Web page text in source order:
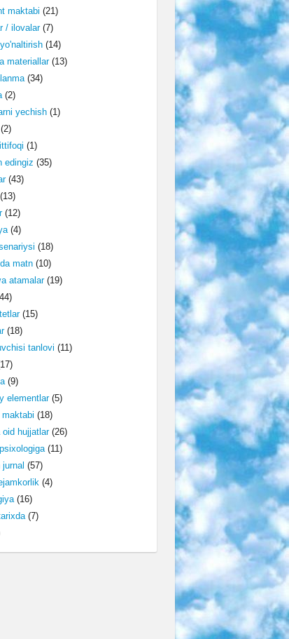
maktabi (21)
/ ilovalar(7)
(14)
materiallar(13)
(34)
(2)
yechish(1)
(1)
edingiz (35)
(43)
(12)
(4)
(18)
matn(10)
atamalar(19)
(15)
(18)
tanlovi (11)
(9)
elementlar(5)
maktabi (18)
oid hujjatlar(26)
(11)
jurnal (57)
(4)
(16)
(7)